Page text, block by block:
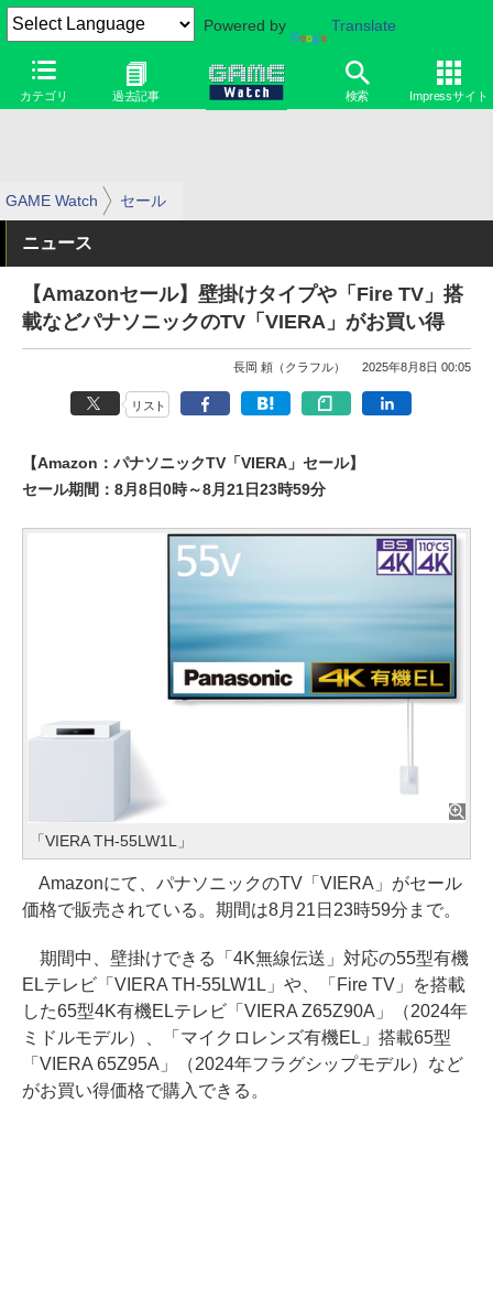
Powered by Translate
カテゴリ 過去記事 検索 Impressサイト
GAME Watch セール
ニュース
【Amazonセール】壁掛けタイプや「Fire TV」搭
載などパナソニックのTV「VIERA」がお買い得
長岡 頼（クラフル） 2025年8月8日 00:05
リスト
【Amazon：パナソニックTV「VIERA」セール】
セール期間：8月8日0時～8月21日23時59分
「VIERA TH-55LW1L」
Amazonにて、パナソニックのTV「VIERA」がセール
価格で販売されている。期間は8月21日23時59分まで。
期間中、壁掛けできる「4K無線伝送」対応の55型有機
ELテレビ「VIERA TH-55LW1L」や、「Fire TV」を搭載
した65型4K有機ELテレビ「VIERA Z65Z90A」（2024年
ミドルモデル）、「マイクロレンズ有機EL」搭載65型
「VIERA 65Z95A」（2024年フラグシップモデル）など
がお買い得価格で購入できる。